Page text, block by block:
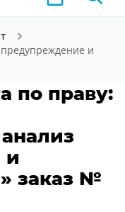
и
по праву:
и
заказ №